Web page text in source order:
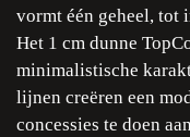
vormt één geheel, tot
Het 1 cm dunne
minimalistische
lijnen creëren een
concessies te doen